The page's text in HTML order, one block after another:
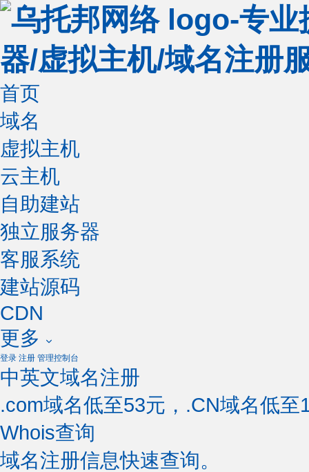
首页
域名
虚拟主机
云主机
自助建站
独立服务器
客服系统
建站源码
CDN
更多
登录 注册 管理控制台
中英文域名注册
.com域名低至53元，.CN域名低至
Whois查询
域名注册信息快速查询。